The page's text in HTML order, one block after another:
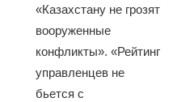
«Казахстану не грозят
вооруженные
конфликты». «Рейтинг
управленцев не
бьется с